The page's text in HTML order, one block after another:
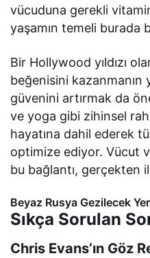
vücuduna gerekli
yaşamın temeli burada
Bir Hollywood yıldızı
beğenisini kazanmanın
güvenini artırmak da
ve yoga gibi zihinsel
hayatına dahil ederek
optimize ediyor. Vücut
bu bağlantı, gerçekten
Beyaz Rusya Gezilecek
Sıkça Sorulan
Chris Evans’ın Göz